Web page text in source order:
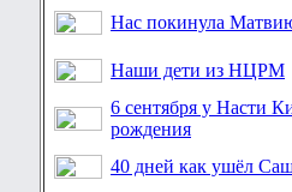
Нас покинула
Наши дети из НЦРМ
6 сентября у Насти
рождения
40 дней как ушёл